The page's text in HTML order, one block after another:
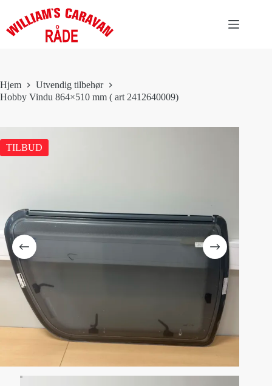
innholdet
Hjem
Utvendig tilbehør
Hobby Vindu 864×510 mm ( art 2412640009)
TILBUD